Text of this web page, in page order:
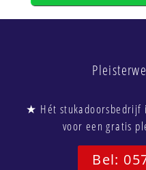
★ Hét stukadoorsbedrijf
voor een gratis
Bel: